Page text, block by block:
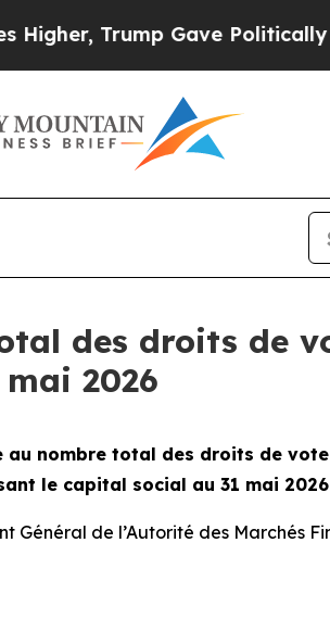
Trump Gave Politically
des droits de
2026
nombre total des droits de
le capital social au 31 mai 2026
Général de l’Autorité des Marchés